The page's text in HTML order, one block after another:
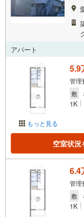
アパート
もっと見る
5.9
管理
敷
1K
空室状況
6.4
管理
敷
1K